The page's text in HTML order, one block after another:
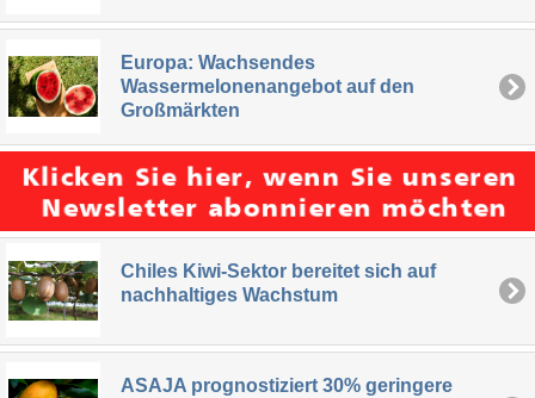
Europa: Wachsendes
Wassermelonenangebot auf den
Großmärkten
Chiles Kiwi-Sektor bereitet sich auf
nachhaltiges Wachstum
ASAJA prognostiziert 30% geringere